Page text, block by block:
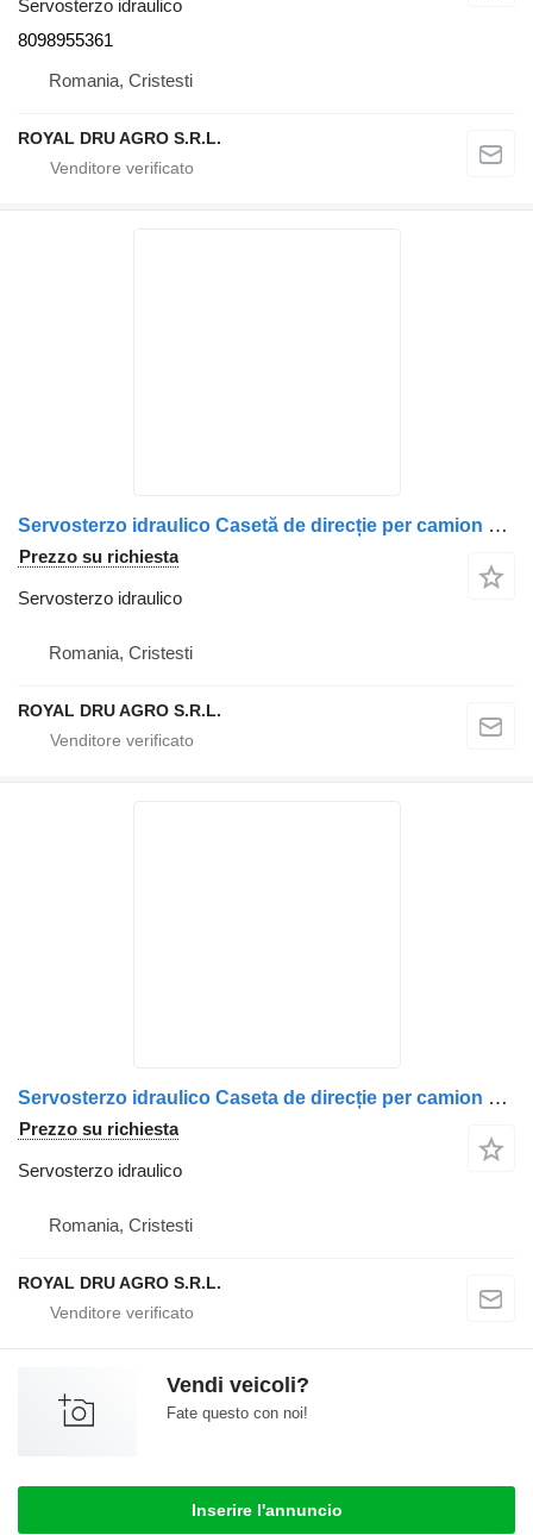
Servosterzo idraulico
8098955361
Romania, Cristesti
ROYAL DRU AGRO S.R.L.
Servosterzo idraulico Casetă de direcție per camion Scania – 492306, 575022, 1428335, KS01001137, KS00001170
Prezzo su richiesta
Servosterzo idraulico
Romania, Cristesti
ROYAL DRU AGRO S.R.L.
Servosterzo idraulico Caseta de direcție per camion Scania 466 900 002019 11 96 130
Prezzo su richiesta
Servosterzo idraulico
Romania, Cristesti
ROYAL DRU AGRO S.R.L.
Vendi veicoli?
Fate questo con noi!
Inserire l'annuncio